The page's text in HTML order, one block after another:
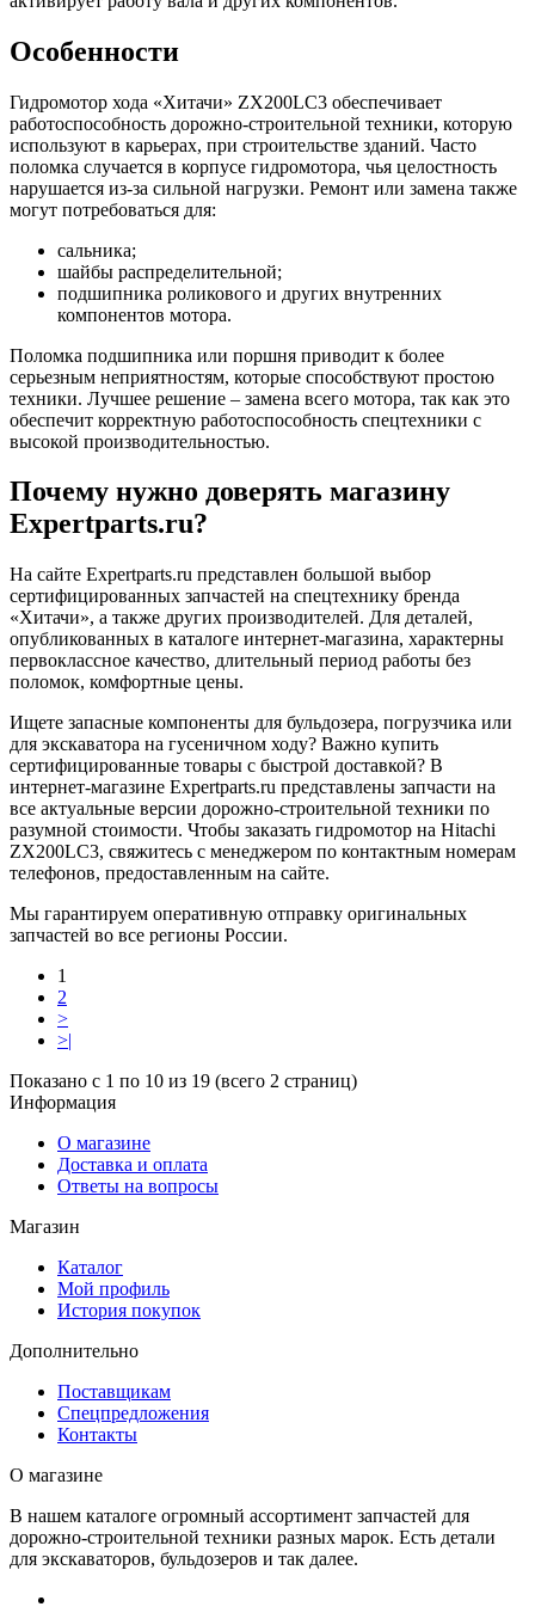
Особенности
Гидромотор хода «Хитачи» ZX200LC3 обеспечивает
работоспособность дорожно-строительной техники, которую
используют в карьерах, при строительстве зданий. Часто
поломка случается в корпусе гидромотора, чья целостность
нарушается из-за сильной нагрузки. Ремонт или замена также
могут потребоваться для:
сальника;
шайбы распределительной;
подшипника роликового и других внутренних
компонентов мотора.
Поломка подшипника или поршня приводит к более
серьезным неприятностям, которые способствуют простою
техники. Лучшее решение – замена всего мотора, так как это
обеспечит корректную работоспособность спецтехники с
высокой производительностью.
Почему нужно доверять магазину
Expertparts.ru?
На сайте Expertparts.ru представлен большой выбор
сертифицированных запчастей на спецтехнику бренда
«Хитачи», а также других производителей. Для деталей,
опубликованных в каталоге интернет-магазина, характерны
первоклассное качество, длительный период работы без
поломок, комфортные цены.
Ищете запасные компоненты для бульдозера, погрузчика или
для экскаватора на гусеничном ходу? Важно купить
сертифицированные товары с быстрой доставкой? В
интернет-магазине Expertparts.ru представлены запчасти на
все актуальные версии дорожно-строительной техники по
разумной стоимости. Чтобы заказать гидромотор на Hitachi
ZX200LC3, свяжитесь с менеджером по контактным номерам
телефонов, предоставленным на сайте.
Мы гарантируем оперативную отправку оригинальных
запчастей во все регионы России.
1
2
>
>|
Показано с 1 по 10 из 19 (всего 2 страниц)
Информация
О магазине
Доставка и оплата
Ответы на вопросы
Магазин
Каталог
Мой профиль
История покупок
Дополнительно
Поставщикам
Спецпредложения
Контакты
О магазине
В нашем каталоге огромный ассортимент запчастей для
дорожно-строительной техники разных марок. Есть детали
для экскаваторов, бульдозеров и так далее.